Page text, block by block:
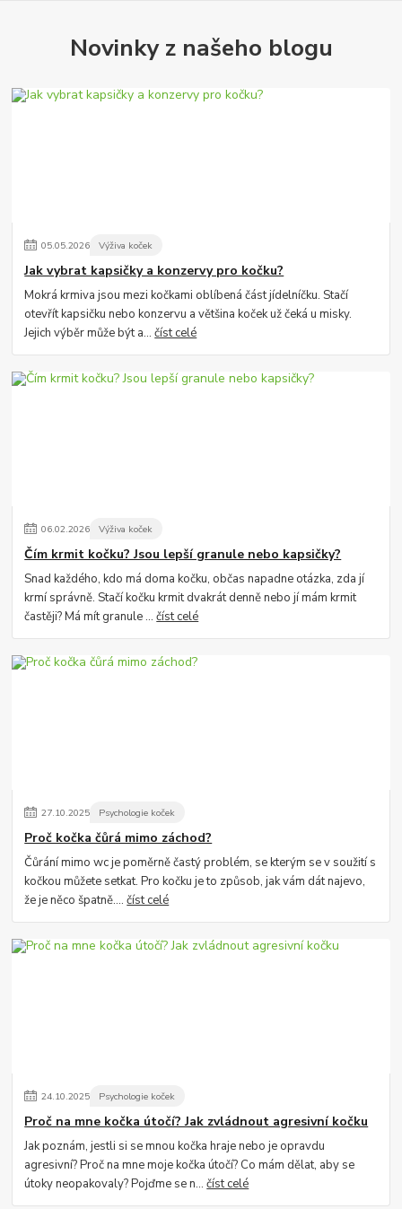
Novinky z našeho blogu
05.05.2026 Výživa koček
Jak vybrat kapsičky a konzervy pro kočku?
Mokrá krmiva jsou mezi kočkami oblíbená část jídelníčku. Stačí
otevřít kapsičku nebo konzervu a většina koček už čeká u misky.
Jejich výběr může být a...číst celé
06.02.2026 Výživa koček
Čím krmit kočku? Jsou lepší granule nebo kapsičky?
Snad každého, kdo má doma kočku, občas napadne otázka, zda jí
krmí správně. Stačí kočku krmit dvakrát denně nebo jí mám krmit
častěji? Má mít granule ...číst celé
27.10.2025 Psychologie koček
Proč kočka čůrá mimo záchod?
Čůrání mimo wc je poměrně častý problém, se kterým se v soužití s
kočkou můžete setkat. Pro kočku je to způsob, jak vám dát najevo,
že je něco špatně....číst celé
24.10.2025 Psychologie koček
Proč na mne kočka útočí? Jak zvládnout agresivní kočku
Jak poznám, jestli si se mnou kočka hraje nebo je opravdu
agresivní? Proč na mne moje kočka útočí? Co mám dělat, aby se
útoky neopakovaly? Pojďme se n...číst celé